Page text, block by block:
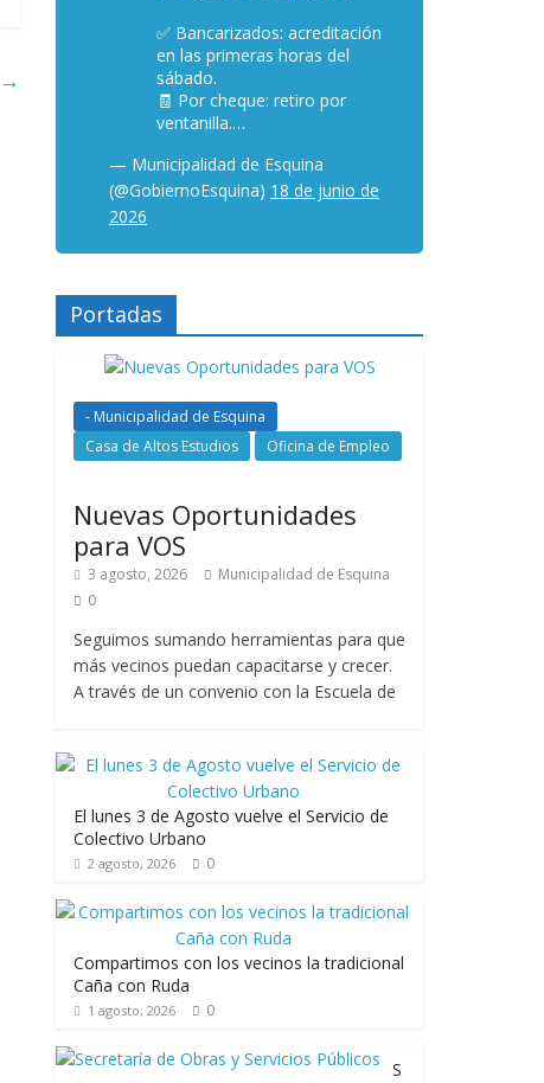
→
✅ Bancarizados: acreditación
en las primeras horas del
sábado.
🧾 Por cheque: retiro por
ventanilla.…
— Municipalidad de Esquina
(@GobiernoEsquina) 18 de junio de
2026
Portadas
- Municipalidad de Esquina
Casa de Altos Estudios
Oficina de Empleo
Nuevas Oportunidades
para VOS
3 agosto, 2026
Municipalidad de Esquina
0
Seguimos sumando herramientas para que
más vecinos puedan capacitarse y crecer.
A través de un convenio con la Escuela de
El lunes 3 de Agosto vuelve el Servicio de
Colectivo Urbano
2 agosto, 2026 0
Compartimos con los vecinos la tradicional
Caña con Ruda
1 agosto, 2026 0
S